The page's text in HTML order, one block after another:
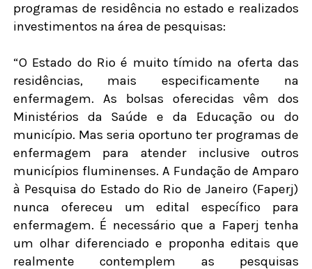
programas de residência no estado e realizados
investimentos na área de pesquisas:
“O Estado do Rio é muito tímido na oferta das
residências, mais especificamente na
enfermagem. As bolsas oferecidas vêm dos
Ministérios da Saúde e da Educação ou do
município. Mas seria oportuno ter programas de
enfermagem para atender inclusive outros
municípios fluminenses. A Fundação de Amparo
à Pesquisa do Estado do Rio de Janeiro (Faperj)
nunca ofereceu um edital específico para
enfermagem. É necessário que a Faperj tenha
um olhar diferenciado e proponha editais que
realmente contemplem as pesquisas